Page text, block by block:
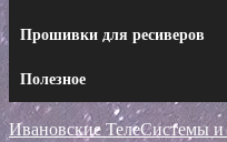
Прошивки для ресиверов
Полезное
Ивановские ТелеСистемы